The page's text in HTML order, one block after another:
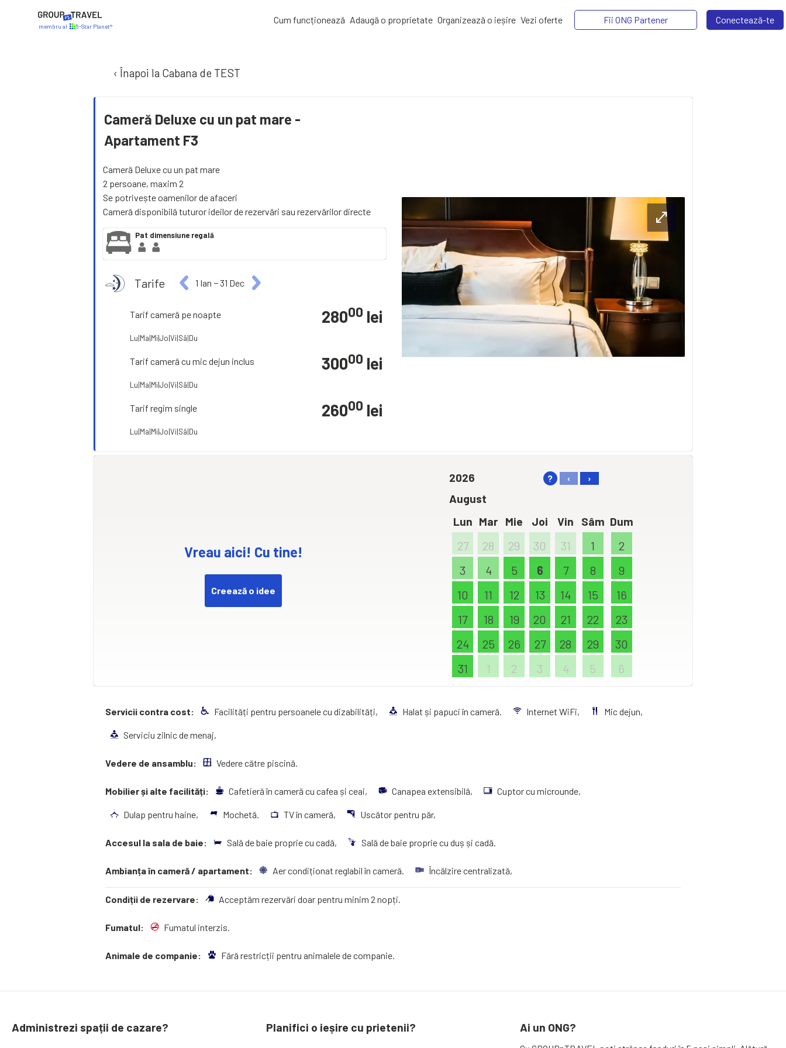
membru al 5-Star Planet®
Cum funcționează Adaugă o proprietate Organizează o ieșire Vezi oferte Fii ONG Partener Conectează-te
‹ Înapoi la Cabana de TEST
Cameră Deluxe cu un pat mare -
Apartament F3
Cameră Deluxe cu un pat mare
2 persoane, maxim 2
Se potrivește oamenilor de afaceri
Cameră disponibilă tuturor ideilor de rezervări sau rezervărilor directe
Pat dimensiune regală
Tarife 1 Ian −31 Dec
Tarif cameră pe noapte 28000 lei
Lu|Ma|Mi|Jo|Vi|Sâ|Du
Tarif cameră cu mic dejun inclus 30000 lei
Lu|Ma|Mi|Jo|Vi|Sâ|Du
Tarif regim single 26000 lei
Lu|Ma|Mi|Jo|Vi|Sâ|Du
open_in_full
Vreau aici! Cu tine!
Creează o idee
2026
August
? ‹ ›
Lun Mar Mie Joi Vin Sâm Dum
27 28 29 30 31 1
2
3
4 5 6 7 8
9
10
11 12 13 14 15
16
17
18 19 20 21 22
23
24
25 26 27 28 29
30
31
1 2 3 4 5 6
Servicii contra cost: Facilități pentru persoanele cu dizabilități, Halat și papuci în cameră. Internet WiFi, Mic dejun,
Serviciu zilnic de menaj,
Vedere de ansamblu: Vedere către piscină.
Mobilier și alte facilități: Cafetieră în cameră cu cafea și ceai, Canapea extensibilă, Cuptor cu microunde,
Dulap pentru haine, Mochetă. TV în cameră, Uscător pentru păr,
Accesul la sala de baie: Sală de baie proprie cu cadă, Sală de baie proprie cu duș și cadă.
Ambianța în cameră / apartament: Aer condiționat reglabil în cameră. Încălzire centralizată,
Condiții de rezervare: Acceptăm rezervări doar pentru minim 2 nopți.
Fumatul: Fumatul interzis.
Animale de companie: Fără restricții pentru animalele de companie.
Administrezi spații de cazare? Planifici o ieșire cu prietenii? Ai un ONG?